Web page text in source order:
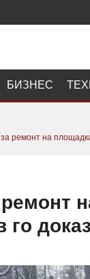
БИЗНЕС
ремонт на